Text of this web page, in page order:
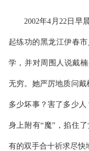
2002年4月22日早
起练功的黑龙江伊春
学，并对周围人说戴
无穷。她严厉地质问戴
多少坏事？害了多少
身上附有“魔”，掐住
有的双手合十祈求尽快